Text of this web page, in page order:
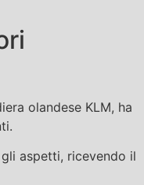
olandese KLM, ha
aspetti, ricevendo il